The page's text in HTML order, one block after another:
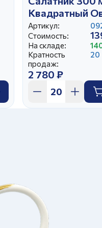
Квадратный
Артикул:
Стоимость:
На складе:
Кратность
продаж:
20
2 780 ₽